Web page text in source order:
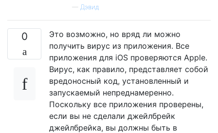
— Дэвид
0
Это возможно, но вряд ли можно
получить вирус из приложения. Все
приложения для iOS проверяются Apple.
Вирус, как правило, представляет собой
вредоносный код, установленный и
запускаемый непреднамеренно.
Поскольку все приложения проверены,
если вы не сделали джейлбрейк
джейлбрейка, вы должны быть в